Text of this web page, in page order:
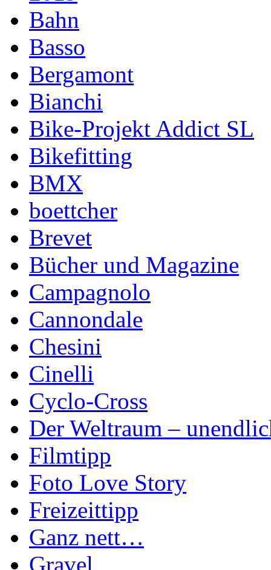
Bahn
Basso
Bergamont
Bianchi
Bike-Projekt Addict SL
Bikefitting
BMX
boettcher
Brevet
Bücher und Magazine
Campagnolo
Cannondale
Chesini
Cinelli
Cyclo-Cross
Der Weltraum –
Filmtipp
Foto Love Story
Freizeittipp
Ganz nett…
Gravel